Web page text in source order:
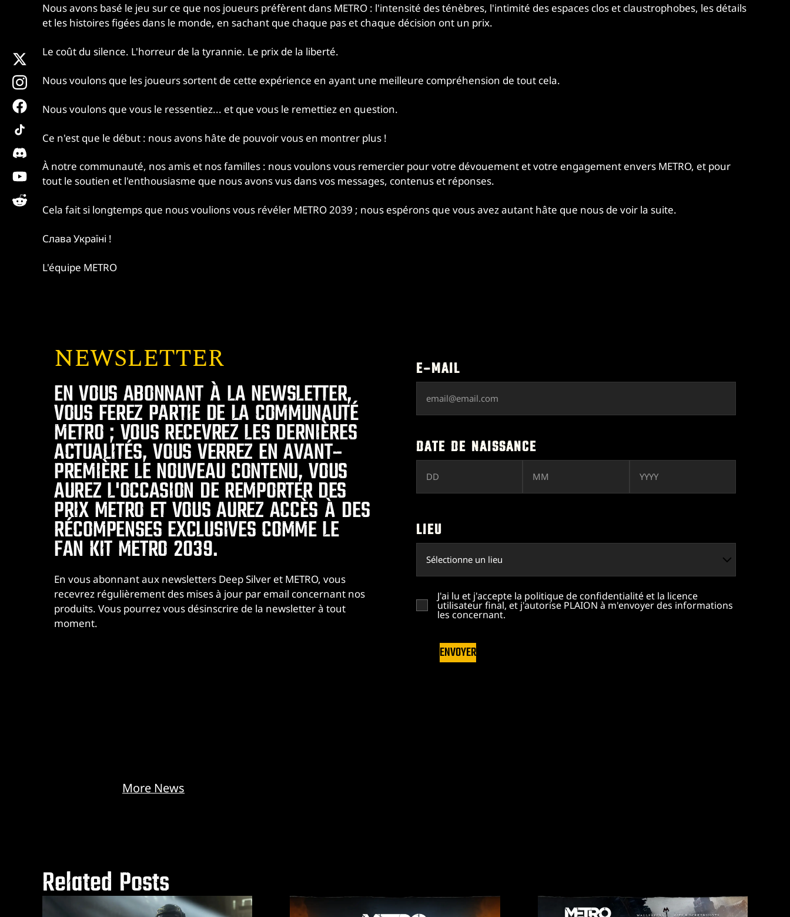
x
instagram
facebook
tiktok
discord
youtube
reddit
Nous avons basé le jeu sur ce que nos joueurs préfèrent dans METRO : l'intensité des ténèbres, l'intimité des espaces clos et claustrophobes, les détails
et les histoires figées dans le monde, en sachant que chaque pas et chaque décision ont un prix.
Le coût du silence. L'horreur de la tyrannie. Le prix de la liberté.
Nous voulons que les joueurs sortent de cette expérience en ayant une meilleure compréhension de tout cela.
Nous voulons que vous le ressentiez... et que vous le remettiez en question.
Ce n'est que le début : nous avons hâte de pouvoir vous en montrer plus !
À notre communauté, nos amis et nos familles : nous voulons vous remercier pour votre dévouement et votre engagement envers METRO, et pour
tout le soutien et l'enthousiasme que nous avons vus dans vos messages, contenus et réponses.
Cela fait si longtemps que nous voulions vous révéler METRO 2039 ; nous espérons que vous avez autant hâte que nous de voir la suite.
Слава Україні !
L'équipe METRO
NEWSLETTER
EN VOUS ABONNANT À LA NEWSLETTER,
VOUS FEREZ PARTIE DE LA COMMUNAUTÉ
METRO ; VOUS RECEVREZ LES DERNIÈRES
ACTUALITÉS, VOUS VERREZ EN AVANT-
PREMIÈRE LE NOUVEAU CONTENU, VOUS
AUREZ L'OCCASION DE REMPORTER DES
PRIX METRO ET VOUS AUREZ ACCÈS À DES
RÉCOMPENSES EXCLUSIVES COMME LE
FAN KIT METRO 2039.
En vous abonnant aux newsletters Deep Silver et METRO, vous
recevrez régulièrement des mises à jour par email concernant nos
produits. Vous pourrez vous désinscrire de la newsletter à tout
moment.
E-MAIL
DATE DE NAISSANCE
LIEU
J'ai lu et j'accepte la politique de confidentialité et la licence
utilisateur final, et j'autorise PLAION à m'envoyer des informations
les concernant.
ENVOYER
More News
Related Posts